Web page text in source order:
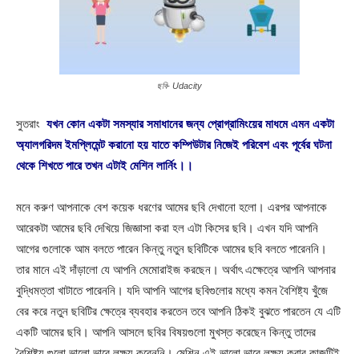
ছবি- Udacity
সুতরাং যখন কোন একটা সমস্যার সমাধানের জন্য প্রোগ্রামিংয়ের মাধমে এমন একটা
অ্যালগরিদম ইমপ্লিমেন্ট করানো হয় যাতে কম্পিউটার নিজেই পরিবেশ এবং পূর্বের ঘটনা
থেকে শিখতে পারে তখন এটাই মেশিন লার্নিং।।
মনে করুণ আপনাকে বেশ কয়েক ধরণের আমের ছবি দেখানো হলো। এরপর আপনাকে
আরেকটা আমের ছবি দেখিয়ে জিজ্ঞাসা করা হল এটা কিসের ছবি। এখন যদি আপনি
আগের গুলোকে আম বলতে পারেন কিন্তু নতুন ছবিটিকে আমের ছবি বলতে পারেননি।
তার মানে এই দাঁড়ালো যে আপনি মেমোরাইজ করছেন। অর্থাৎ এক্ষেত্রে আপনি আপনার
বুদ্ধিমত্তা খাটাতে পারেননি। যদি আপনি আগের ছবিগুলোর মধ্যে কমন বৈশিষ্ট্য খুঁজে
বের করে নতুন ছবিটির ক্ষেত্রে ব্যবহার করতেন তবে আপনি ঠিকই বুঝতে পারতেন যে এটি
একটি আমের ছবি। আপনি আসলে ছবির বিষয়গুলো মুখস্ত করেছেন কিন্তু তাদের